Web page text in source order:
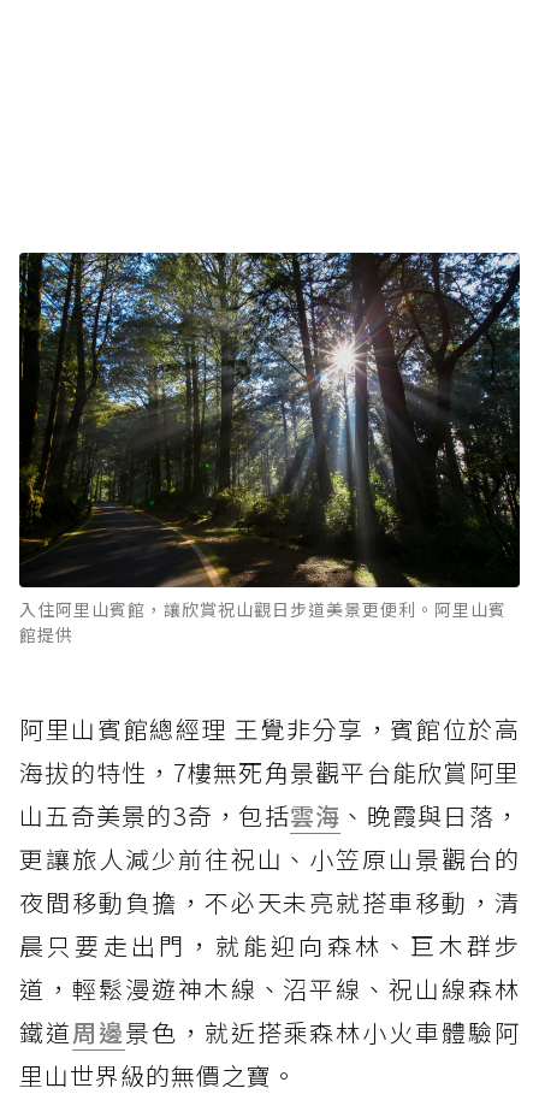
入住阿里山賓館，讓欣賞祝山觀日步道美景更便利。阿里山賓
館提供
阿里山賓館總經理 王覺非分享，賓館位於高
海拔的特性，7樓無死角景觀平台能欣賞阿里
山五奇美景的3奇，包括雲海 、晚霞與日落，
更讓旅人減少前往祝山、小笠原山景觀台的
夜間移動負擔，不必天未亮就搭車移動，清
晨只要走出門，就能迎向森林、巨木群步
道，輕鬆漫遊神木線、沼平線、祝山線森林
鐵道周邊景色，就近搭乘森林小火車體驗阿
里山世界級的無價之寶。